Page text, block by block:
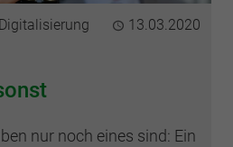
Digitalisierung
Publiziert
13.03.2020
nur noch eines sind: Ein